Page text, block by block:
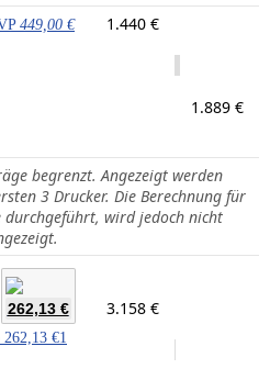
449,00 € 1.440 €
1.889 €
begrenzt. Angezeigt werden
3 Drucker. Die Berechnung für
wird jedoch nicht
262,13 €
262,13 €1
3.158 €